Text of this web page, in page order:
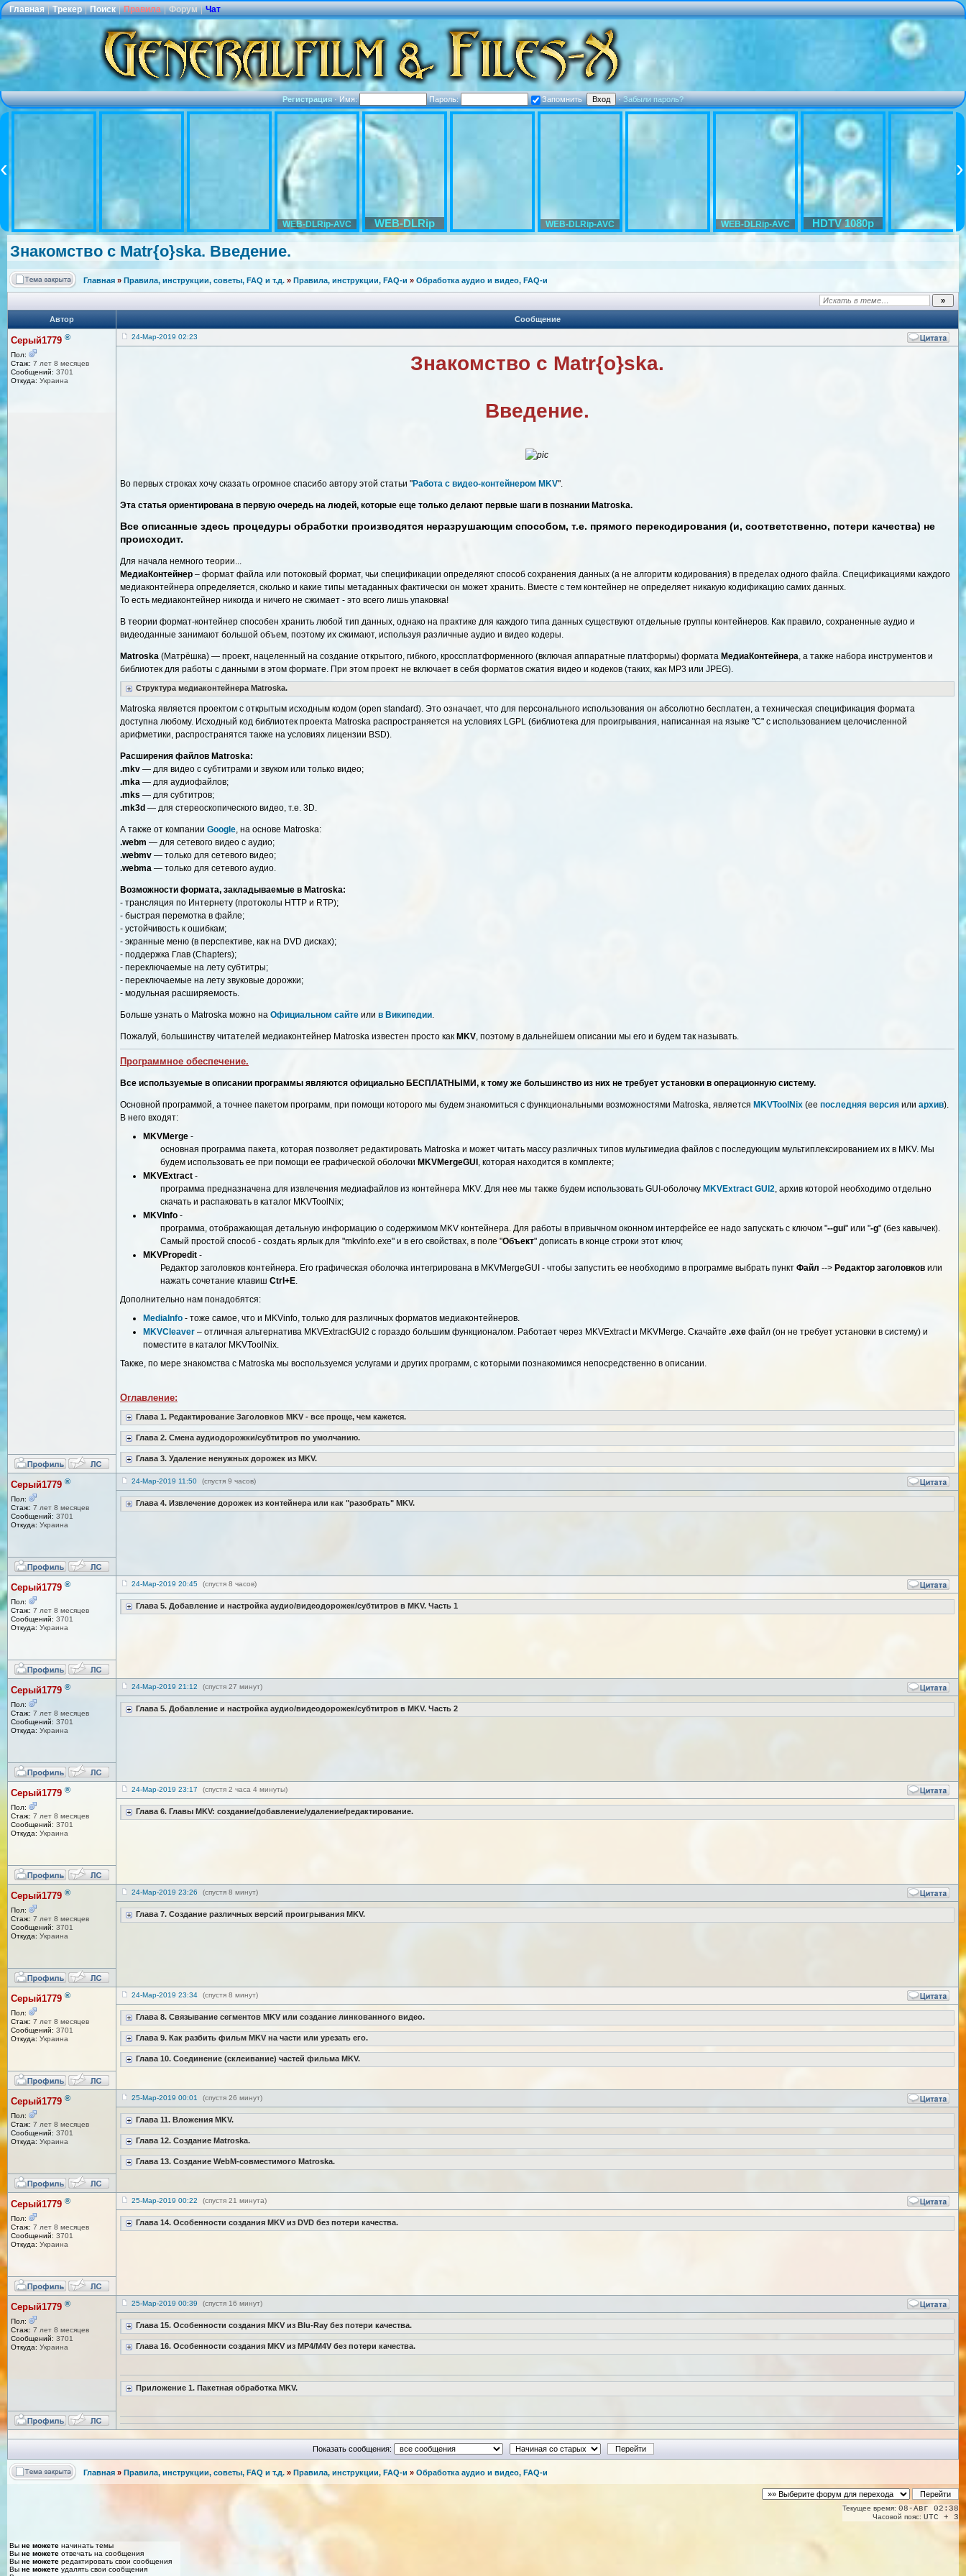
Главная | Трекер | Поиск | Правила | Форум | Чат
Регистрация·Имя: Пароль: Запомнить ·Забыли пароль?
WEB-DLRip-AVC WEB-DLRip WEB-DLRip-AVC WEB-DLRip-AVC HDTV 1080p
Знакомство с Matr{o}ska. Введение.
Главная » Правила, инструкции, советы, FAQ и т.д. » Правила, инструкции, FAQ-и » Обработка аудио и видео, FAQ-и
Автор Сообщение
Серый1779 ®
Пол:
Стаж: 7 лет 8 месяцев
Сообщений: 3701
Откуда: Украина
24-Мар-2019 02:23
Знакомство с Matr{o}ska.
Введение.
Во первых строках хочу сказать огромное спасибо автору этой статьи "Работа с видео-контейнером MKV".
Эта статья ориентирована в первую очередь на людей, которые еще только делают первые шаги в познании Matroska.
Все описанные здесь процедуры обработки производятся неразрушающим способом, т.е. прямого перекодирования (и, соответственно, потери качества) не
происходит.
Для начала немного теории...
МедиаКонтейнер – формат файла или потоковый формат, чьи спецификации определяют способ сохранения данных (а не алгоритм кодирования) в пределах одного файла. Спецификациями каждого
медиаконтейнера определяется, сколько и какие типы метаданных фактически он может хранить. Вместе с тем контейнер не определяет никакую кодификацию самих данных.
То есть медиаконтейнер никогда и ничего не сжимает - это всего лишь упаковка!
В теории формат-контейнер способен хранить любой тип данных, однако на практике для каждого типа данных существуют отдельные группы контейнеров. Как правило, сохраненные аудио и
видеоданные занимают большой объем, поэтому их сжимают, используя различные аудио и видео кодеры.
Matroska (Матрёшка) — проект, нацеленный на создание открытого, гибкого, кроссплатформенного (включая аппаратные платформы) формата МедиаКонтейнера, а также набора инструментов и
библиотек для работы с данными в этом формате. При этом проект не включает в себя форматов сжатия видео и кодеков (таких, как MP3 или JPEG).
Структура медиаконтейнера Matroska.
Matroska является проектом с открытым исходным кодом (open standard). Это означает, что для персонального использования он абсолютно бесплатен, а техническая спецификация формата
доступна любому. Исходный код библиотек проекта Matroska распространяется на условиях LGPL (библиотека для проигрывания, написанная на языке "C" с использованием целочисленной
арифметики, распространятся также на условиях лицензии BSD).
Расширения файлов Matroska:
.mkv — для видео с субтитрами и звуком или только видео;
.mka — для аудиофайлов;
.mks — для субтитров;
.mk3d — для стереоскопического видео, т.е. 3D.
А также от компании Google, на основе Matroska:
.webm — для сетевого видео с аудио;
.webmv — только для сетевого видео;
.webma — только для сетевого аудио.
Возможности формата, закладываемые в Matroska:
- трансляция по Интернету (протоколы HTTP и RTP);
- быстрая перемотка в файле;
- устойчивость к ошибкам;
- экранные меню (в перспективе, как на DVD дисках);
- поддержка Глав (Chapters);
- переключаемые на лету субтитры;
- переключаемые на лету звуковые дорожки;
- модульная расширяемость.
Больше узнать о Matroska можно на Официальном сайте или в Википедии.
Пожалуй, большинству читателей медиаконтейнер Matroska известен просто как MKV, поэтому в дальнейшем описании мы его и будем так называть.
Программное обеспечение.
Все используемые в описании программы являются официально БЕСПЛАТНЫМИ, к тому же большинство из них не требует установки в операционную систему.
Основной программой, а точнее пакетом программ, при помощи которого мы будем знакомиться с функциональными возможностями Matroska, является MKVToolNix (ее последняя версия или архив).
В него входят:
MKVMerge -
основная программа пакета, которая позволяет редактировать Matroska и может читать массу различных типов мультимедиа файлов с последующим мультиплексированием их в MKV. Мы
будем использовать ее при помощи ее графической оболочки MKVMergeGUI , которая находится в комплекте;
MKVExtract -
программа предназначена для извлечения медиафайлов из контейнера MKV. Для нее мы также будем использовать GUI-оболочку MKVExtract GUI2, архив которой необходимо отдельно
скачать и распаковать в каталог MKVToolNix;
MKVInfo -
программа, отображающая детальную информацию о содержимом MKV контейнера. Для работы в привычном оконном интерфейсе ее надо запускать с ключом "--gui" или "-g" (без кавычек).
Самый простой способ - создать ярлык для "mkvInfo.exe" и в его свойствах, в поле "Объект" дописать в конце строки этот ключ;
MKVPropedit -
Редактор заголовков контейнера. Его графическая оболочка интегрирована в MKVMergeGUI - чтобы запустить ее необходимо в программе выбрать пункт Файл --> Редактор заголовков или
нажать сочетание клавиш Ctrl+E.
Дополнительно нам понадобятся:
MediaInfo - тоже самое, что и MKVinfo, только для различных форматов медиаконтейнеров.
MKVCleaver – отличная альтернатива MKVExtractGUI2 с гораздо большим функционалом. Работает через MKVExtract и MKVMerge. Скачайте .exe файл (он не требует установки в систему) и
поместите в каталог MKVToolNix.
Также, по мере знакомства с Matroska мы воспользуемся услугами и других программ, с которыми познакомимся непосредственно в описании.
Оглавление:
Глава 1. Редактирование Заголовков MKV - все проще, чем кажется.
Глава 2. Смена аудиодорожки/субтитров по умолчанию.
Глава 3. Удаление ненужных дорожек из MKV.
Серый1779 ®
Пол:
Стаж: 7 лет 8 месяцев
Сообщений: 3701
Откуда: Украина
24-Мар-2019 11:50 (спустя 9 часов)
Глава 4. Извлечение дорожек из контейнера или как "разобрать" MKV.
Серый1779 ®
Пол:
Стаж: 7 лет 8 месяцев
Сообщений: 3701
Откуда: Украина
24-Мар-2019 20:45 (спустя 8 часов)
Глава 5. Добавление и настройка аудио/видеодорожек/субтитров в MKV. Часть 1
Серый1779 ®
Пол:
Стаж: 7 лет 8 месяцев
Сообщений: 3701
Откуда: Украина
24-Мар-2019 21:12 (спустя 27 минут)
Глава 5. Добавление и настройка аудио/видеодорожек/субтитров в MKV. Часть 2
Серый1779 ®
Пол:
Стаж: 7 лет 8 месяцев
Сообщений: 3701
Откуда: Украина
24-Мар-2019 23:17 (спустя 2 часа 4 минуты)
Глава 6. Главы MKV: создание/добавление/удаление/редактирование.
Серый1779 ®
Пол:
Стаж: 7 лет 8 месяцев
Сообщений: 3701
Откуда: Украина
24-Мар-2019 23:26 (спустя 8 минут)
Глава 7. Создание различных версий проигрывания MKV.
Серый1779 ®
Пол:
Стаж: 7 лет 8 месяцев
Сообщений: 3701
Откуда: Украина
24-Мар-2019 23:34 (спустя 8 минут)
Глава 8. Связывание сегментов MKV или создание линкованного видео.
Глава 9. Как разбить фильм MKV на части или урезать его.
Глава 10. Соединение (склеивание) частей фильма MKV.
Серый1779 ®
Пол:
Стаж: 7 лет 8 месяцев
Сообщений: 3701
Откуда: Украина
25-Мар-2019 00:01 (спустя 26 минут)
Глава 11. Вложения MKV.
Глава 12. Создание Matroska.
Глава 13. Создание WebM-совместимого Matroska.
Серый1779 ®
Пол:
Стаж: 7 лет 8 месяцев
Сообщений: 3701
Откуда: Украина
25-Мар-2019 00:22 (спустя 21 минута)
Глава 14. Особенности создания MKV из DVD без потери качества.
Серый1779 ®
Пол:
Стаж: 7 лет 8 месяцев
Сообщений: 3701
Откуда: Украина
25-Мар-2019 00:39 (спустя 16 минут)
Глава 15. Особенности создания MKV из Blu-Ray без потери качества.
Глава 16. Особенности создания MKV из MP4/M4V без потери качества.
Приложение 1. Пакетная обработка MKV.
Показать сообщения:
Главная » Правила, инструкции, советы, FAQ и т.д. » Правила, инструкции, FAQ-и » Обработка аудио и видео, FAQ-и
Текущее время: 08-Авг 02:38
Часовой пояс: UTC + 3
Вы не можете начинать темы
Вы не можете отвечать на сообщения
Вы не можете редактировать свои сообщения
Вы не можете удалять свои сообщения